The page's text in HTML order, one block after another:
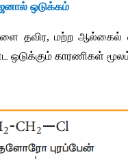
ஒடுக்கம்
தவிர, மற்ற ஆல்கைல்
ஒடுக்கும் காரணிகள்